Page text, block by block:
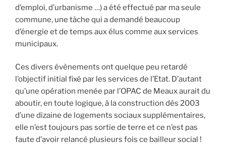
d’emploi, d’urbanisme …) a été effectué par ma seule
commune, une tâche qui a demandé beaucoup
d’énergie et de temps aux élus comme aux services
municipaux.
Ces divers évènements ont quelque peu retardé
l’objectif initial fixé par les services de l’Etat. D’autant
qu’une opération menée par l’OPAC de Meaux aurait du
aboutir, en toute logique, à la construction dés 2003
d’une dizaine de logements sociaux supplémentaires,
elle n’est toujours pas sortie de terre et ce n’est pas
faute d’avoir relancé plusieurs fois ce bailleur social !